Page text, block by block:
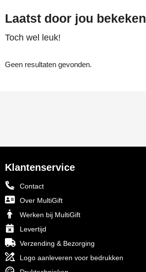
Laatst door jou bekeken
Toch wel leuk!
Geen resultaten gevonden.
Klantenservice
Contact
Over MultiGift
Werken bij MultiGift
Levertijd
Verzending & Bezorging
Logo aanleveren voor bedrukken